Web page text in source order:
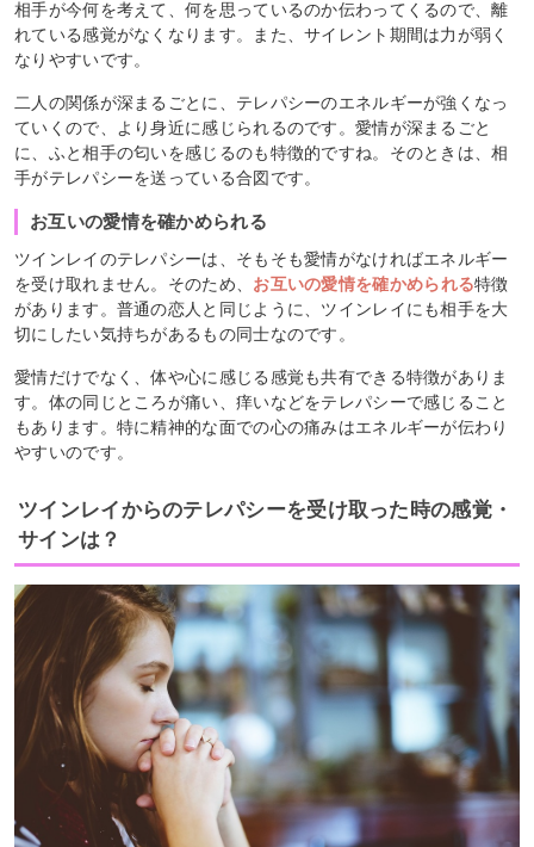
相手が今何を考えて、何を思っているのか伝わってくるので、離
れている感覚がなくなります。また、サイレント期間は力が弱く
なりやすいです。
二人の関係が深まるごとに、テレパシーのエネルギーが強くなっ
ていくので、より身近に感じられるのです。愛情が深まるごと
に、ふと相手の匂いを感じるのも特徴的ですね。そのときは、相
手がテレパシーを送っている合図です。
お互いの愛情を確かめられる
ツインレイのテレパシーは、そもそも愛情がなければエネルギー
を受け取れません。そのため、 お互いの愛情を確かめられる特徴
があります。普通の恋人と同じように、ツインレイにも相手を大
切にしたい気持ちがあるもの同士なのです。
愛情だけでなく、体や心に感じる感覚も共有できる特徴がありま
す。体の同じところが痛い、痒いなどをテレパシーで感じること
もあります。特に精神的な面での心の痛みはエネルギーが伝わり
やすいのです。
ツインレイからのテレパシーを受け取った時の感覚・
サインは？